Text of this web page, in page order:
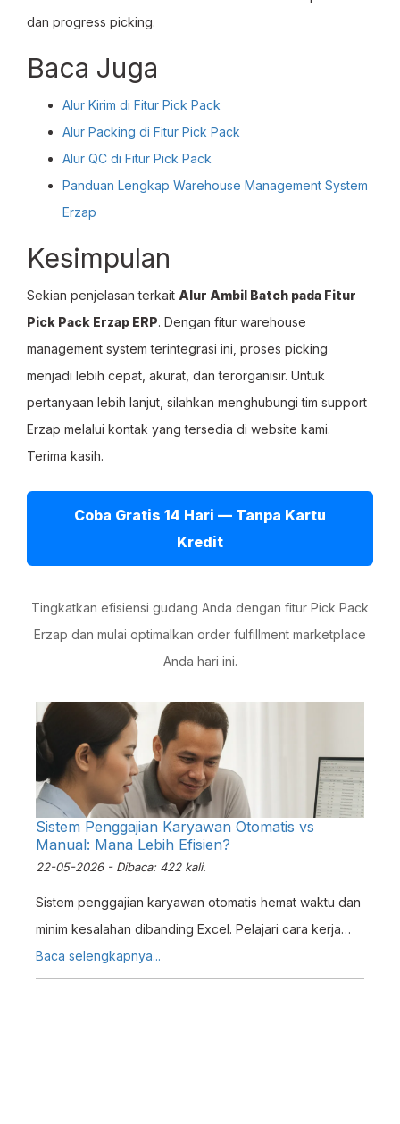
dan progress picking.
Baca Juga
Alur Kirim di Fitur Pick Pack
Alur Packing di Fitur Pick Pack
Alur QC di Fitur Pick Pack
Panduan Lengkap Warehouse Management System
Erzap
Kesimpulan
Sekian penjelasan terkait Alur Ambil Batch pada Fitur
Pick Pack Erzap ERP. Dengan fitur warehouse
management system terintegrasi ini, proses picking
menjadi lebih cepat, akurat, dan terorganisir. Untuk
pertanyaan lebih lanjut, silahkan menghubungi tim support
Erzap melalui kontak yang tersedia di website kami.
Terima kasih.
Coba Gratis 14 Hari — Tanpa Kartu
Kredit
Tingkatkan efisiensi gudang Anda dengan fitur Pick Pack
Erzap dan mulai optimalkan order fulfillment marketplace
Anda hari ini.
Sistem Penggajian Karyawan Otomatis vs
Manual: Mana Lebih Efisien?
22-05-2026 - Dibaca: 422 kali.
Sistem penggajian karyawan otomatis hemat waktu dan
minim kesalahan dibanding Excel. Pelajari cara kerja
payroll ERP terintegrasi untuk UKM Indonesia.
Baca selengkapnya...